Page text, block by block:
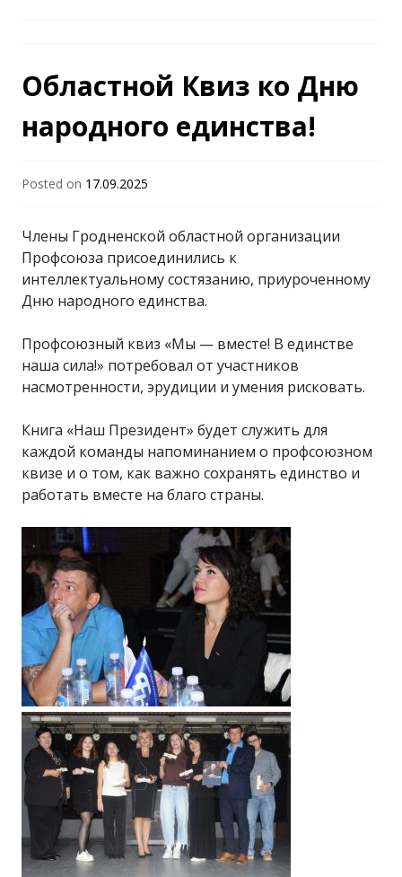
Областной Квиз ко Дню
народного единства!
Posted on 17.09.2025
Члены Гродненской областной организации
Профсоюза присоединились к
интеллектуальному состязанию, приуроченному
Дню народного единства.
Профсоюзный квиз «Мы — вместе! В единстве
наша сила!» потребовал от участников
насмотренности, эрудиции и умения рисковать.
Книга «Наш Президент» будет служить для
каждой команды напоминанием о профсоюзном
квизе и о том, как важно сохранять единство и
работать вместе на благо страны.